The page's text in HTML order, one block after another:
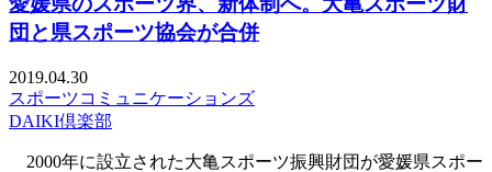
団と県スポーツ協会が合併
2019.04.30
スポーツコミュニケーションズ
DAIKI倶楽部
2000年に設立された大亀スポーツ振興財団が愛媛県スポー